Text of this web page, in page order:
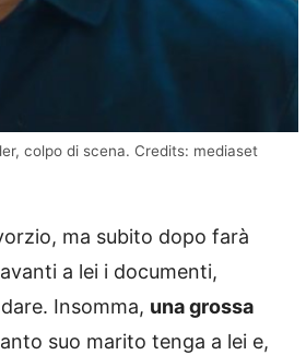
colpo di scena. Credits: mediaset
ma subito dopo farà
a lei i documenti,
Insomma, una grossa
suo marito tenga a lei e,